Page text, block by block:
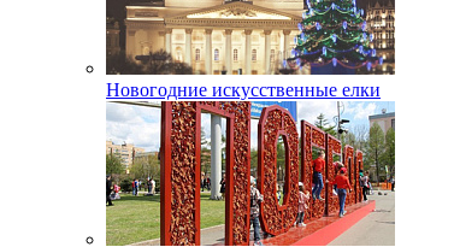
Новогодние искусственные елки